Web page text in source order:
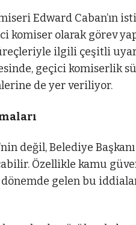
Edward Caban’ın
komiser olarak görev
ilgili çeşitli
geçici komiserlik
de yer veriliyor.
değil, Belediye
Özellikle kamu
gelen bu